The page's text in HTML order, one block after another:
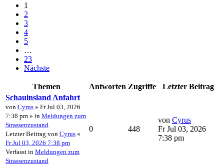
1
2
3
4
5
…
23
Nächste
Themen Antworten Zugriffe
Letzter Beitrag
Schauinsland Anfahrt
von Cyrus » Fr Jul 03, 2026
7:38 pm » in Meldungen zum
Strassenzustand
Letzter Beitrag von Cyrus «
Fr Jul 03, 2026 7:38 pm
Verfasst in Meldungen zum
Strassenzustand
0 448
von Cyrus
Fr Jul 03, 2026
7:38 pm